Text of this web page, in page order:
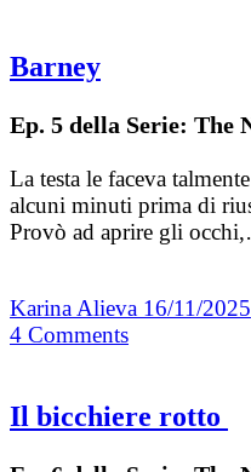
Barney
Ep. 5 della Serie: The
La testa le faceva
alcuni minuti prima di
Provò ad aprire gli
Karina Alieva 16/11/2025
4 Comments
Il bicchiere rotto